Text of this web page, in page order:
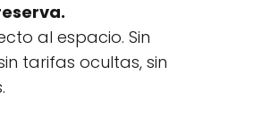
al espacio. Sin
tarifas ocultas, sin